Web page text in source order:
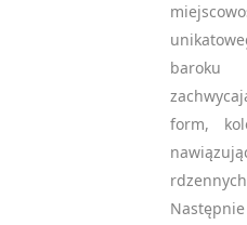
baroku
form,